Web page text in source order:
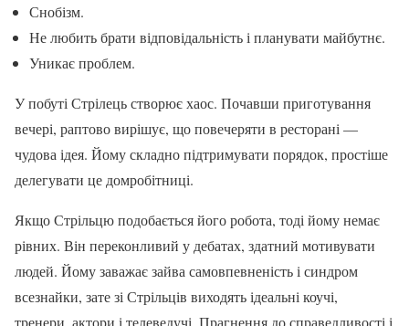
Снобізм.
Не любить брати відповідальність і планувати майбутнє.
Уникає проблем.
У побуті Стрілець створює хаос. Почавши приготування
вечері, раптово вирішує, що повечеряти в ресторані —
чудова ідея. Йому складно підтримувати порядок, простіше
делегувати це домробітниці.
Якщо Стрільцю подобається його робота, тоді йому немає
рівних. Він переконливий у дебатах, здатний мотивувати
людей. Йому заважає зайва самовпевненість і синдром
всезнайки, зате зі Стрільців виходять ідеальні коучі,
тренери, актори і телеведучі. Прагнення до справедливості і